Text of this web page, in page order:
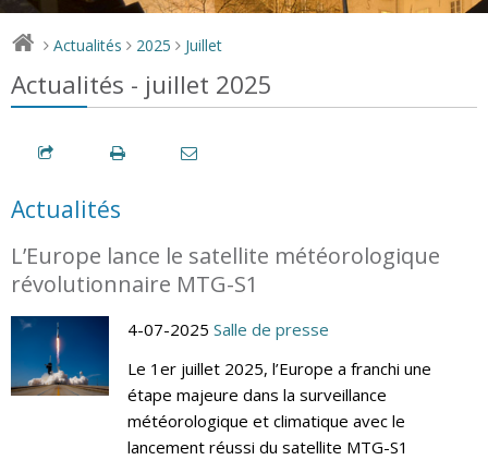
> Actualités > 2025 > Juillet
Actualités - juillet 2025
Actualités
L’Europe lance le satellite météorologique
révolutionnaire MTG-S1
4-07-2025 Salle de presse
Le 1er juillet 2025, l’Europe a franchi une
étape majeure dans la surveillance
météorologique et climatique avec le
lancement réussi du satellite MTG-S1